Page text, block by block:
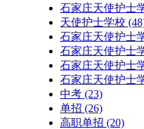
石家庄天使护士
天使护士学校
石家庄天使护士
石家庄天使护士
石家庄天使护士
石家庄天使护士
中考 (23)
单招 (26)
高职单招 (20)